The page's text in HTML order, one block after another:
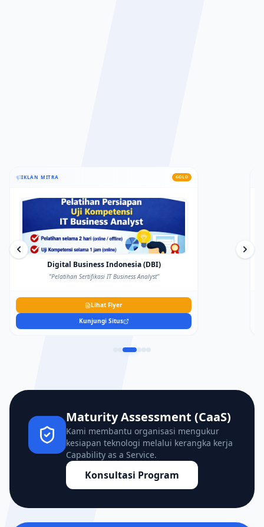
IKLAN MITRA GOLD
Digital Business Indonesia (DBI)
"Pelatihan Sertifikasi IT Business Analyst"
Lihat Flyer
Kunjungi Situs
Maturity Assessment (CaaS)
Kami membantu organisasi mengukur
kesiapan teknologi melalui kerangka kerja
Capability as a Service.
Konsultasi Program